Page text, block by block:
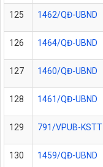
125 1462/QĐ-UBND
126 1464/QĐ-UBND
127 1460/QĐ-UBND
128 1461/QĐ-UBND
129 791/VPUB-KSTT
130 1459/QĐ-UBND